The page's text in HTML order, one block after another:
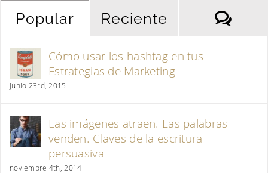
Popular Reciente
Cómo usar los hashtag en tus
Estrategias de Marketing
junio 23rd, 2015
Las imágenes atraen. Las palabras
venden. Claves de la escritura
persuasiva
noviembre 4th, 2014